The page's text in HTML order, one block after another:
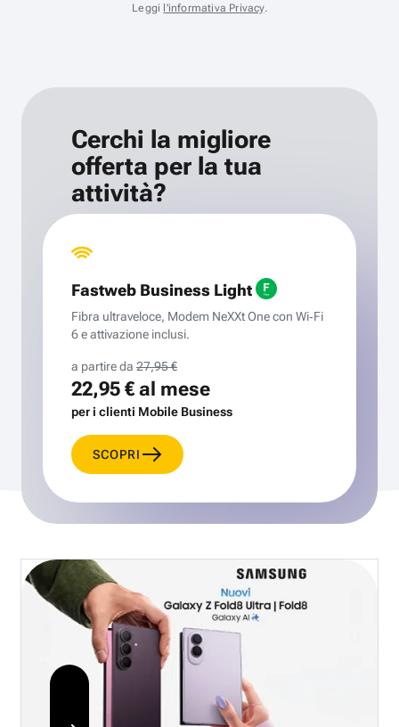
Leggi l'informativa Privacy.
Cerchi la migliore
offerta per la tua
attività?
Fastweb Business Light
Fibra ultraveloce, Modem NeXXt One con Wi‑Fi
6 e attivazione inclusi.
a partire da 27,95 €
22,95 €al mese
per i clienti Mobile Business
SCOPRI